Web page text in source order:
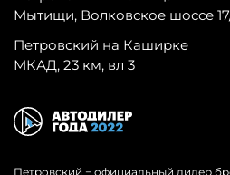
Мытищи, Волковское шоссе
Петровский на Каширке
МКАД, 23 км, вл 3
Петровский − официальный дилер